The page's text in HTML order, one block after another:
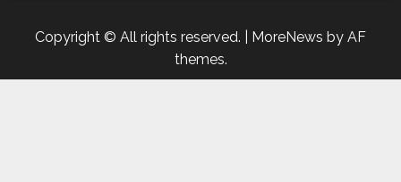
Copyright © All rights reserved. MoreNews by AF
themes.